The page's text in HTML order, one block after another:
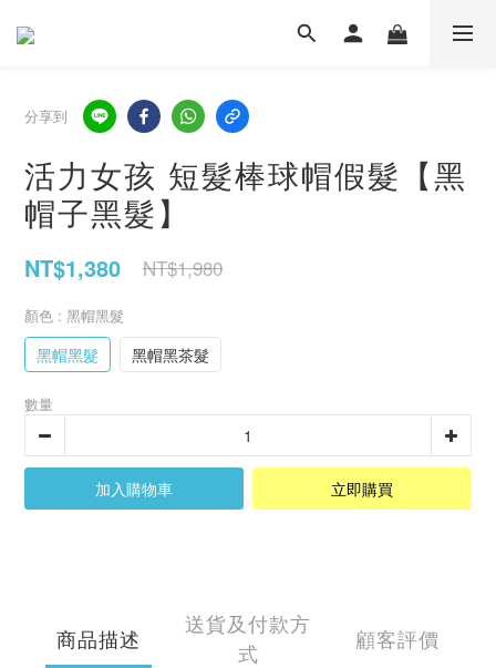
分享到
活力女孩 短髮棒球帽假髮【黑
帽子黑髮】
NT$1,380 NT$1,980
顏色 : 黑帽黑髮
黑帽黑髮 黑帽黑茶髮
數量
加入購物車 立即購買
商品描述
送貨及付款方
式
顧客評價